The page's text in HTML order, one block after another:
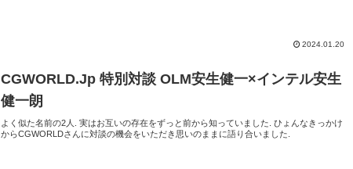
2024.01.20
CGWORLD.Jp 特別対談 OLM安生健一×インテル安生
健一朗
よく似た名前の2人. 実はお互いの存在をずっと前から知っていました. ひょんなきっかけ
からCGWORLDさんに対談の機会をいただき思いのままに語り合いました.